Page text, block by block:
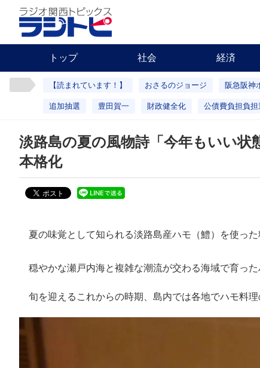
トップ 社会 経済
【読まれています！】 おさるのジョージ 阪急阪神
追加抽選 豊田賀一 財政健全化 公債費負担負
淡路島の夏の風物詩「今年もいい
本格化
夏の味覚として知られる淡路島産ハモ（鱧）を使っ
穏やかな瀬戸内海と複雑な潮流が交わる海域で育っ
旬を迎えるこれからの時期、島内では各地でハモ料理